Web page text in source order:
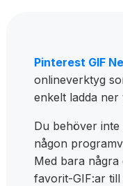
Pinterest GIF
onlineverktyg
enkelt ladda
Du behöver inte
någon
Med bara några
favorit-GIF:ar till